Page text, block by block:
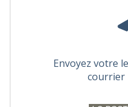
Envoyez votre
courrier